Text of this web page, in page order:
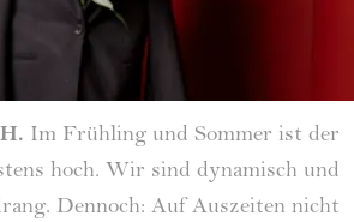
Im Frühling und Sommer ist der
hoch. Wir sind dynamisch und
Dennoch: Auf Auszeiten nicht